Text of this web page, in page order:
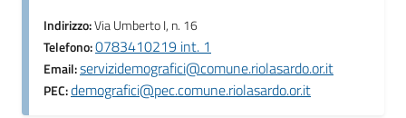
Indirizzo:Via Umberto I, n. 16
Telefono:0783410219 int. 1
Email:servizidemografici@comune.riolasardo.or.it
PEC:demografici@pec.comune.riolasardo.or.it